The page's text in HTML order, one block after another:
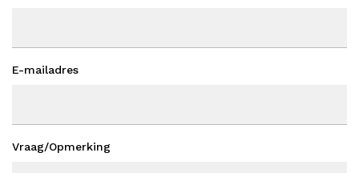
E-mailadres
Vraag/Opmerking